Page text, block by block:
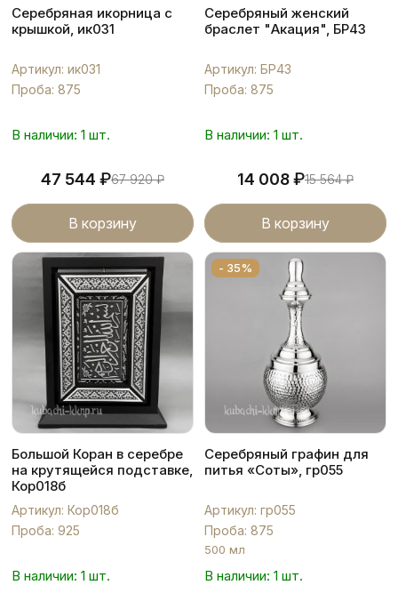
Серебряная икорница с
крышкой, ик031
Артикул: ик031
Проба: 875
В наличии: 1 шт.
47 544 ₽67 920₽
В корзину
Серебряный женский
браслет "Акация", БР43
Артикул: БР43
Проба: 875
В наличии: 1 шт.
14 008₽15 564₽
В корзину
Большой Коран в серебре
на крутящейся подставке,
Кор018б
Артикул: Кор018б
Проба: 925
В наличии: 1 шт.
- 35%
Серебряный графин для
питья «Соты», гр055
Артикул: гр055
Проба: 875
500 мл
В наличии: 1 шт.